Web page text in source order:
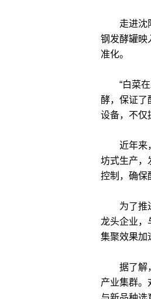
走进沈阳
钢发酵罐映
准化。
“白菜在
酵，保证了
设备，不仅
近年来，
坊式生产，
控制，确保
为了推进
龙头企业，
集聚效果加
据了解，
产业集群。